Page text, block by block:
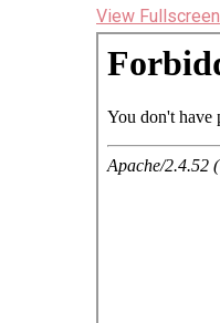
View Fullscreen
Перейти
содержимому